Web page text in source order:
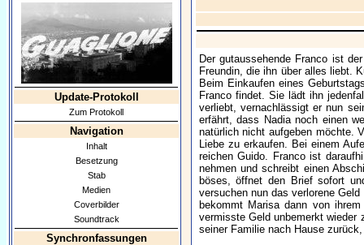
Update-Protokoll
Zum Protokoll
Navigation
Inhalt
Besetzung
Stab
Medien
Coverbilder
Soundtrack
Synchronfassungen
Der gutaussehende Franco ist
Freundin, die ihn über alles liebt.
Beim Einkaufen eines
Franco findet. Sie lädt ihn
verliebt, vernachlässigt er nun
erfährt, dass Nadia noch einen
natürlich nicht aufgeben möchte.
Liebe zu erkaufen. Bei einem
reichen Guido. Franco ist
nehmen und schreibt einen
böses, öffnet den Brief sofort
versuchen nun das verlorene
bekommt Marisa dann von
vermisste Geld unbemerkt wieder
seiner Familie nach Hause